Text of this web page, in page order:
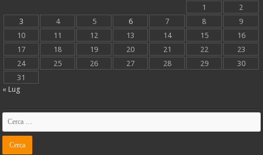
1
2
3
4 5 6 7 8
9
10
11 12 13 14 15
16
17
18 19 20 21 22
23
24
25 26 27 28 29
30
31
« Lug